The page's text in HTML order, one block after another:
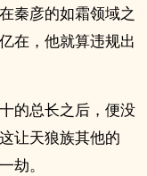
秦彦的如霜领域之
在，他就算违规出
的总长之后，便没
让天狼族其他的
劫。